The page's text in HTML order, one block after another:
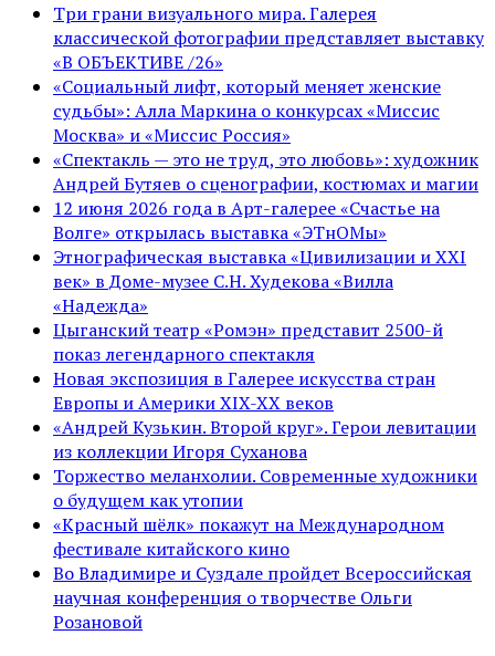
Три грани визуального мира. Галерея
классической фотографии представляет выставку
«В ОБЪЕКТИВЕ /26»
«Социальный лифт, который меняет женские
судьбы»: Алла Маркина о конкурсах «Миссис
Москва» и «Миссис Россия»
«Спектакль — это не труд, это любовь»: художник
Андрей Бутяев о сценографии, костюмах и магии
12 июня 2026 года в Арт-галерее «Счастье на
Волге» открылась выставка «ЭТнОМы»
Этнографическая выставка «Цивилизации и ХХI
век» в Доме-музее С.Н. Худекова «Вилла
«Надежда»
Цыганский театр «Ромэн» представит 2500-й
показ легендарного спектакля
Новая экспозиция в Галерее искусства стран
Европы и Америки XIX-XX веков
«Андрей Кузькин. Второй круг». Герои левитации
из коллекции Игоря Суханова
Торжество меланхолии. Современные художники
о будущем как утопии
«Красный шёлк» покажут на Международном
фестивале китайского кино
Во Владимире и Суздале пройдет Всероссийская
научная конференция о творчестве Ольги
Розановой